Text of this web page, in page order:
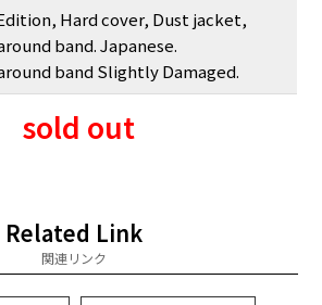
Hard cover, Dust jacket,
band. Japanese.
band Slightly Damaged.
sold out
Related Link
関連リンク